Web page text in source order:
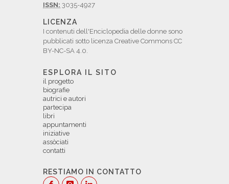
ISSN: 3035-4927
LICENZA
I contenuti dell'Enciclopedia delle donne sono
pubblicati sotto licenza Creative Commons CC
BY-NC-SA 4.0.
ESPLORA IL SITO
il progetto
biografie
autrici e autori
partecipa
libri
appuntamenti
iniziative
assòciati
contatti
RESTIAMO IN CONTATTO